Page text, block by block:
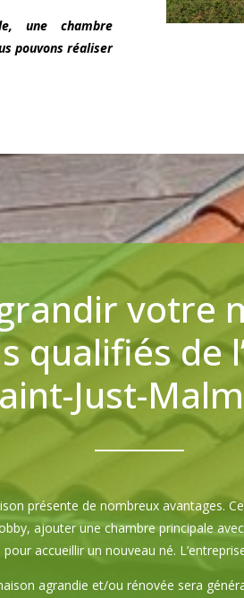
une chambre
pouvons réaliser
votre
qualifiés de
Just-
présente de nombreux avantages.
ajouter une chambre principale
accueillir un nouveau né.
agrandie et/ou rénovée sera